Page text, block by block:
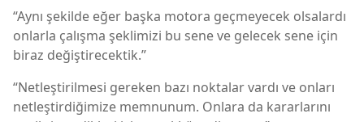
“Aynı şekilde eğer başka motora geçmeyecek olsalardı
onlarla çalışma şeklimizi bu sene ve gelecek sene için
biraz değiştirecektik.”
“Netleştirilmesi gereken bazı noktalar vardı ve onları
netleştirdiğimize memnunum. Onlara da kararlarını